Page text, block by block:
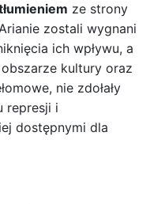
ze strony
zostali wygnani
ich wpływu, a
kultury oraz
nie zdołały
represji i
dostępnymi dla